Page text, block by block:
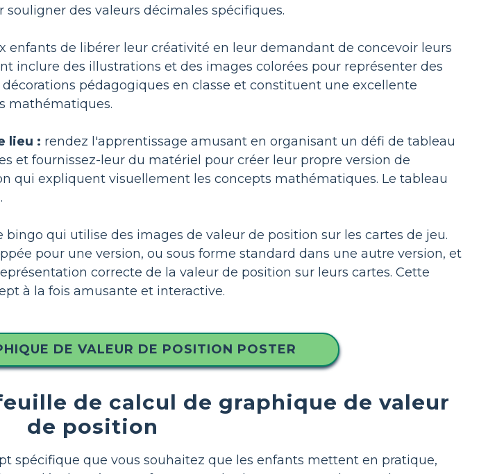
des valeurs décimales spécifiques.
enfants de libérer leur créativité en leur demandant de concevoir leurs
inclure des illustrations et des images colorées pour représenter des
pédagogiques en classe et constituent une excellente
mathématiques.
lieu : rendez l'apprentissage amusant en organisant un défi de tableau
et fournissez-leur du matériel pour créer leur propre version de
qui expliquent visuellement les concepts mathématiques. Le tableau
bingo qui utilise des images de valeur de position sur les cartes de jeu.
pour une version, ou sous forme standard dans une autre version, et
correcte de la valeur de position sur leurs cartes. Cette
à la fois amusante et interactive.
DE VALEUR DE POSITION POSTER
de calcul de graphique de valeur
de position
spécifique que vous souhaitez que les enfants mettent en pratique,